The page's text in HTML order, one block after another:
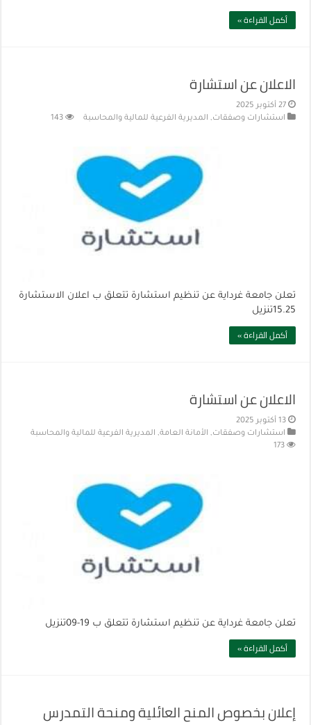
أكمل القراءة »
الاعلان عن استشارة
27 أكتوبر 2025
استشارات وصفقات, المديرية الفرعية للمالية والمحاسبة 143
تعلن جامعة غرداية عن تنظيم استشارة تتعلق ب اعلان الاستشارة
15.25تنزيل
أكمل القراءة »
الاعلان عن استشارة
13 أكتوبر 2025
استشارات وصفقات, الأمانة العامة, المديرية الفرعية للمالية والمحاسبة
173
تعلن جامعة غرداية عن تنظيم استشارة تتعلق ب 19-09تنزيل
أكمل القراءة »
إعلان بخصوص المنح العائلية ومنحة التمدرس